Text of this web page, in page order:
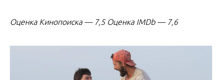
Оценка Кинопоиска — 7,5 Оценка IMDb — 7,6